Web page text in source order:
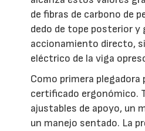
de fibras de carbono de
dedo de tope posterior y
accionamiento directo,
eléctrico de la viga
Como primera plegadora
certificado ergonómico.
ajustables de apoyo, un
un manejo sentado. La